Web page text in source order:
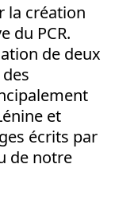
la création
du PCR.
de deux
et
écrits par
de notre